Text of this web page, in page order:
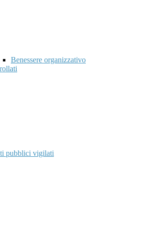
Benessere organizzativo
pubblici vigilati